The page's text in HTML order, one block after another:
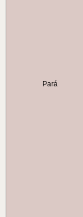
Pará